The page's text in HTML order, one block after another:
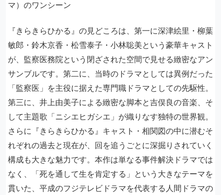
『きらきらひかる』の見どころは、第一に深津絵里・柳葉
敏郎・鈴木京香・松雪泰子・小林聡美という豪華キャスト
が、監察医務院という閉ざされた空間で見せる緻密なアン
サンブルです。第二に、当時のドラマとしては異例だった
「監察医」を主役に据えた専門職ドラマとしての先駆性。
第三に、井上由美子による緻密な脚本と吉俣良の音楽、そ
して主題歌「ニシエヒガシエ」が織りなす独特の世界観。
さらに『きらきらひかる』キャスト・相関図の中に潜むそ
れぞれの過去と現在が、回を追うごとに深掘りされていく
構成も大きな魅力です。本作は単なる事件解決ドラマでは
なく、「死を通して生を肯定する」という大きなテーマを
貫いた、平成のフジテレビドラマを代表する人間ドラマの